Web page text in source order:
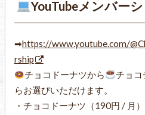
YouTubeメンバー
➡https://www.youtube.com/
rship
チョコドーナツから
チョコ
らお選びいただけます。
・チョコドーナツ（190円 / 月）